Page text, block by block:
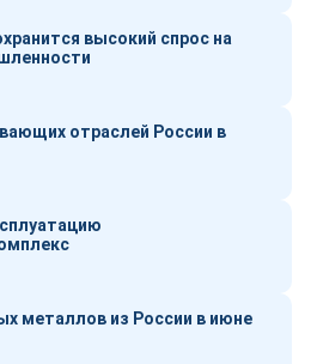
высокий спрос на
отраслей России в
металлов из России в июне